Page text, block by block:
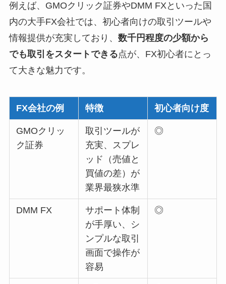
例えば、GMOクリック証券やDMM FXといった国
内の大手FX会社では、初心者向けの取引ツールや
情報提供が充実しており、 数千円程度の少額から
でも取引をスタートできる点が、FX初心者にとっ
て大きな魅力です。
FX会社の例 特徴 初心者向け度
GMOクリッ
ク証券
取引ツールが
充実、スプレ
ッド（売値と
買値の差）が
業界最狭水準
◎
DMM FX
サポート体制
が手厚い、シ
ンプルな取引
画面で操作が
容易
◎